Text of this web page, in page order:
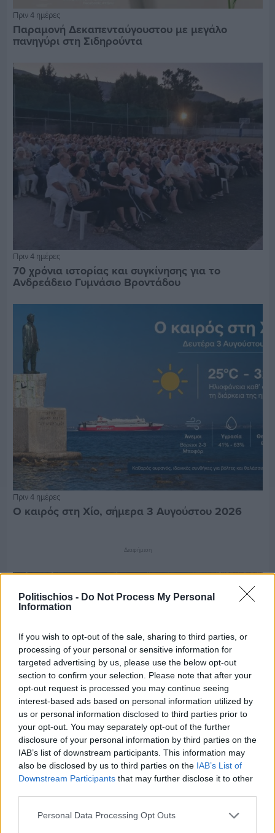
Politischios - Do Not Process My Personal
Information
If you wish to opt-out of the sale, sharing to third parties, or
processing of your personal or sensitive information for
targeted advertising by us, please use the below opt-out
section to confirm your selection. Please note that after your
opt-out request is processed you may continue seeing
interest-based ads based on personal information utilized by
us or personal information disclosed to third parties prior to
your opt-out. You may separately opt-out of the further
disclosure of your personal information by third parties on the
IAB’s list of downstream participants. This information may
also be disclosed by us to third parties on the IAB’s List of
Downstream Participants that may further disclose it to other
Personal Data Processing Opt Outs
Πριν 4 ημέρες
Παραμονή Δεκαπενταύγουστου με μεγάλο
πανηγύρι στη Σιδηρούντα
Πριν 4 ημέρες
70 χρόνια ιστορίας και συγκίνησης για το
Ανδρεάδειο Γυμνάσιο Βροντάδου
Πριν 4 ημέρες
Ο καιρός στη Χίο, σήμερα 3 Αυγούστου 2026
Διαφήμιση
Πριν 7 ημέρες
Μία μικρή αλλά αναγκαία ανάπαυλα για την